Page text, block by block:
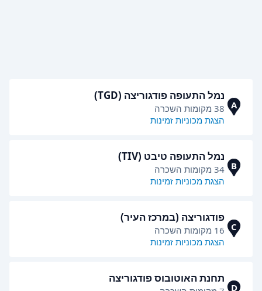
A
נמל התעופה פודגוריצה (TGD)
38 מקומות השכרה
הצגת מכוניות זמינות
B
נמל התעופה טיבט (TIV)
34 מקומות השכרה
הצגת מכוניות זמינות
C
פודגוריצה (במרכז העיר)
16 מקומות השכרה
הצגת מכוניות זמינות
D
תחנת האוטובוס פודגוריצה